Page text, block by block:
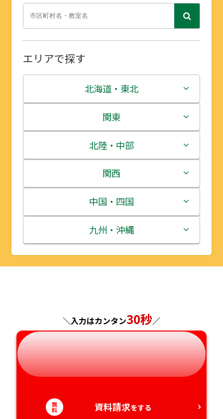
エリアで探す
北海道・東北
北海道
青森県
岩手県
宮城県
秋田県
山形県
関東
茨城県
栃木県
群馬県
埼玉県
千葉県
北陸・中部
新潟県
富山県
石川県
福井県
静岡県
関西
三重県
滋賀県
京都府
和歌山県
中国・四国
鳥取県
島根県
山口県
徳島県
九州・沖縄
福岡県
熊本県
大分県
＼入力はカンタン30秒／
無
料 資料請求をする